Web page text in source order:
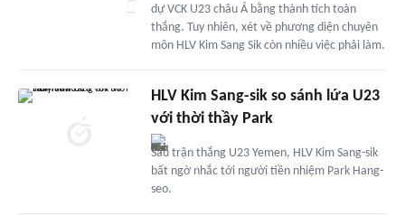
dự VCK U23 châu Á bằng thành tích toàn
thắng. Tuy nhiên, xét về phương diện chuyên
môn HLV Kim Sang Sik còn nhiều việc phải làm.
HLV Kim Sang-sik so sánh lứa U23
với thời thầy Park
Sau trận thắng U23 Yemen, HLV Kim Sang-sik
bất ngờ nhắc tới người tiền nhiệm Park Hang-
seo.